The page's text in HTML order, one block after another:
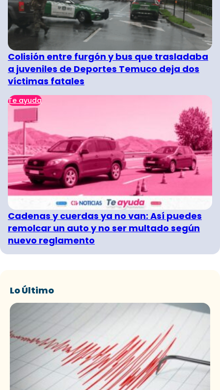
Colisión entre furgón y bus que trasladaba
a juveniles de Deportes Temuco deja dos
víctimas fatales
Te ayuda
Cadenas y cuerdas ya no van: Así puedes
remolcar un auto y no ser multado según
nuevo reglamento
Lo Último